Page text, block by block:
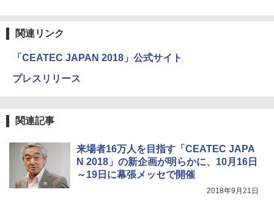
関連リンク
「CEATEC JAPAN 2018」公式サイト
プレスリリース
関連記事
来場者16万人を目指す「CEATEC JAPA
N 2018」の新企画が明らかに、10月16日
～19日に幕張メッセで開催
2018年9月21日